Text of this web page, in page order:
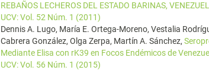
REBAÑOS LECHEROS DEL ESTADO BARINAS,
UCV: Vol. 52 Núm. 1 (2011)
Dennis A. Lugo, María E. Ortega-Moreno, Vestalia
Cabrera González, Olga Zerpa, Martín A. Sánchez,
Mediante Elisa con rK39 en Focos Endémicos de
UCV: Vol. 56 Núm. 1 (2015)